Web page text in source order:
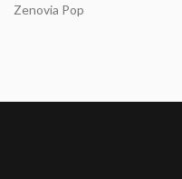
Zenovia Pop